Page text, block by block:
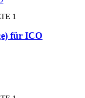
für ICO